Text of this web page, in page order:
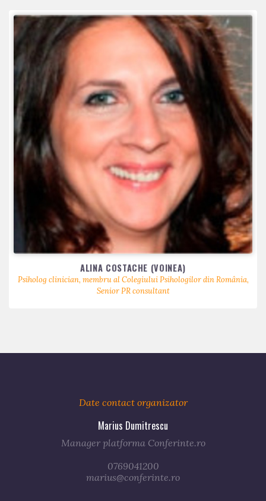
ALINA COSTACHE (VOINEA)
Psiholog clinician, membru al Colegiului Psihologilor din România,
Senior PR consultant
Date contact organizator
Marius Dumitrescu
Manager platforma Conferinte.ro
0769041200
marius@conferinte.ro